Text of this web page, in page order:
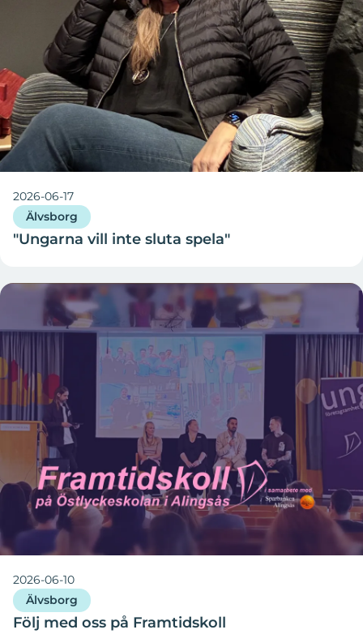
2026-06-17
Älvsborg
"Ungarna vill inte sluta spela"
2026-06-10
Älvsborg
Följ med oss på Framtidskoll